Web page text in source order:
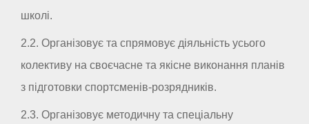
школі.
2.2. Організовує та спрямовує діяльність усього
колективу на своєчасне та якісне виконання планів
з підготовки спортсменів-розрядників.
2.3. Організовує методичну та спеціальну